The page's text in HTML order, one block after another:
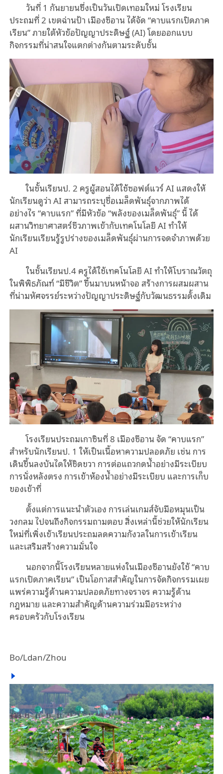
วันที่ 1 กันยายนซึ่งเป็นวันเปิดเทอมใหม่ โรงเรียน
ประถมที่ 2 เขตฉ่านป้า เมืองซีอาน ได้จัด “คาบแรกเปิดภาค
เรียน” ภายใต้หัวข้อปัญญาประดิษฐ์ (AI) โดยออกแบบ
กิจกรรมที่น่าสนใจแตกต่างกันตามระดับชั้น
ในชั้นเรียนป. 2 ครูผู้สอนได้ใช้ซอฟต์แวร์ AI แสดงให้
นักเรียนดูว่า AI สามารถระบุชื่อเมล็ดพันธุ์จากภาพได้
อย่างไร “คาบแรก” ที่มีหัวข้อ “พลังของเมล็ดพันธุ์” นี้ ได้
ผสานวิทยาศาสตร์ชีวภาพเข้ากับเทคโนโลยี AI ทำให้
นักเรียนเรียนรู้รูปร่างของเมล็ดพันธุ์ผ่านการจดจำภาพด้วย
AI
ในชั้นเรียนป.4 ครูได้ใช้เทคโนโลยี AI ทำให้โบราณวัตถุ
ในพิพิธภัณฑ์ “มีชีวิต” ขึ้นมาบนหน้าจอ สร้างการผสมผสาน
ที่น่ามหัศจรรย์ระหว่างปัญญาประดิษฐ์กับวัฒนธรรมดั้งเดิม
โรงเรียนประถมเกาซินที่ 8 เมืองซีอาน จัด “คาบแรก”
สำหรับนักเรียนป. 1 ให้เป็นเนื้อหาความปลอดภัย เช่น การ
เดินขึ้นลงบันไดให้ชิดขวา การต่อแถวกดน้ำอย่างมีระเบียบ
การนั่งหลังตรง การเข้าห้องน้ำอย่างมีระเบียบ และการเก็บ
ของเข้าที่
ตั้งแต่การแนะนำตัวเอง การเล่นเกมส์จับมือหมุนเป็น
วงกลม ไปจนถึงกิจกรรมถามตอบ สิ่งเหล่านี้ช่วยให้นักเรียน
ใหม่ที่เพิ่งเข้าเรียนประถมลดความกังวลในการเข้าเรียน
และเสริมสร้างความมั่นใจ
นอกจากนี้โรงเรียนหลายแห่งในเมืองซีอานยังใช้ “คาบ
แรกเปิดภาคเรียน” เป็นโอกาสสำคัญในการจัดกิจกรรมเผย
แพร่ความรู้ด้านความปลอดภัยทางจราจร ความรู้ด้าน
กฎหมาย และความสำคัญด้านความร่วมมือระหว่าง
ครอบครัวกับโรงเรียน
Bo/Ldan/Zhou